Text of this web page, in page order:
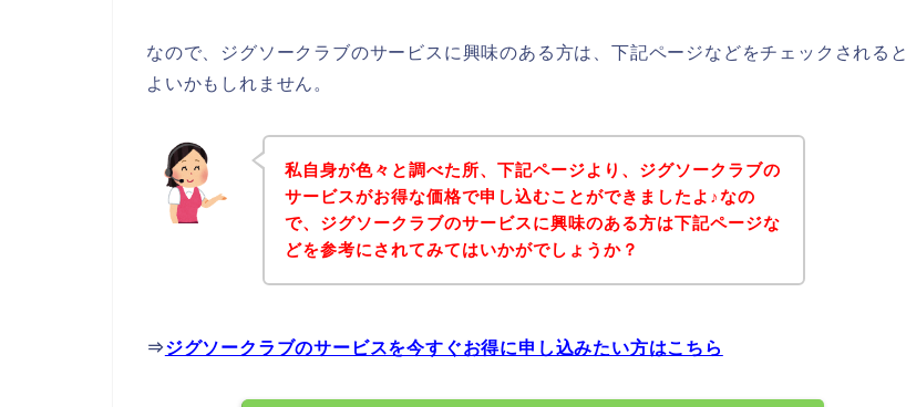
なので、ジグソークラブのサービスに興味のある方は、下記ページなどをチェックされると
よいかもしれません。
私自身が色々と調べた所、下記ページより、ジグソークラブの
サービスがお得な価格で申し込むことができましたよ♪なの
で、ジグソークラブのサービスに興味のある方は下記ページな
どを参考にされてみてはいかがでしょうか？
⇒ジグソークラブのサービスを今すぐお得に申し込みたい方はこちら